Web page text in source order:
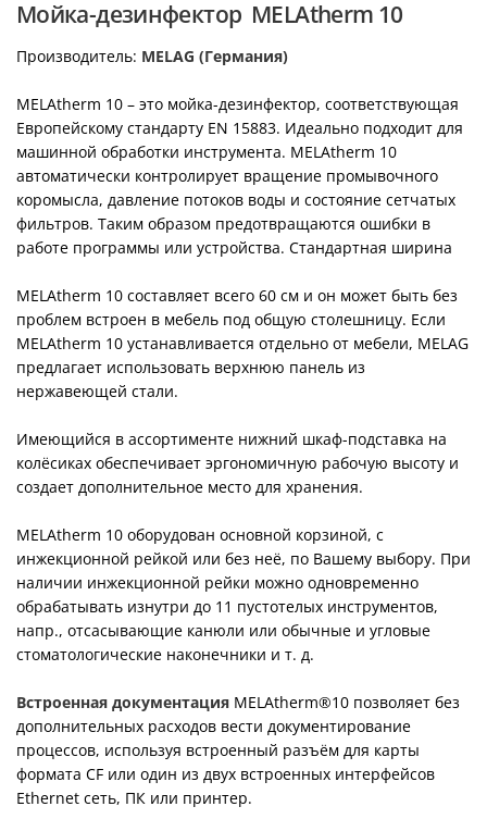
Мойка-дезинфектор MELAtherm 10
Производитель: MELAG (Германия)
MELAtherm 10 – это мойка-дезинфектор, соответствующая
Европейскому стандарту EN 15883. Идеально подходит для
машинной обработки инструмента. MELAtherm 10
автоматически контролирует вращение промывочного
коромысла, давление потоков воды и состояние сетчатых
фильтров. Таким образом предотвращаются ошибки в
работе программы или устройства. Стандартная ширина
MELAtherm 10 составляет всего 60 см и он может быть без
проблем встроен в мебель под общую столешницу. Если
MELAtherm 10 устанавливается отдельно от мебели, MELAG
предлагает использовать верхнюю панель из
нержавеющей стали.
Имеющийся в ассортименте нижний шкаф-подставка на
колёсиках обеспечивает эргономичную рабочую высоту и
создает дополнительное место для хранения.
MELAtherm 10 оборудован основной корзиной, с
инжекционной рейкой или без неё, по Вашему выбору. При
наличии инжекционной рейки можно одновременно
обрабатывать изнутри до 11 пустотелых инструментов,
напр., отсасывающие канюли или обычные и угловые
стоматологические наконечники и т. д.
Встроенная документация MELAtherm®10 позволяет без
дополнительных расходов вести документирование
процессов, используя встроенный разъём для карты
формата CF или один из двух встроенных интерфейсов
Ethernet сеть, ПК или принтер.